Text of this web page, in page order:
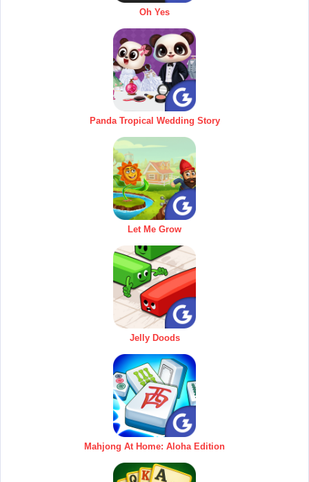
Oh Yes
Panda Tropical Wedding Story
Let Me Grow
Jelly Doods
Mahjong At Home: Aloha Edition